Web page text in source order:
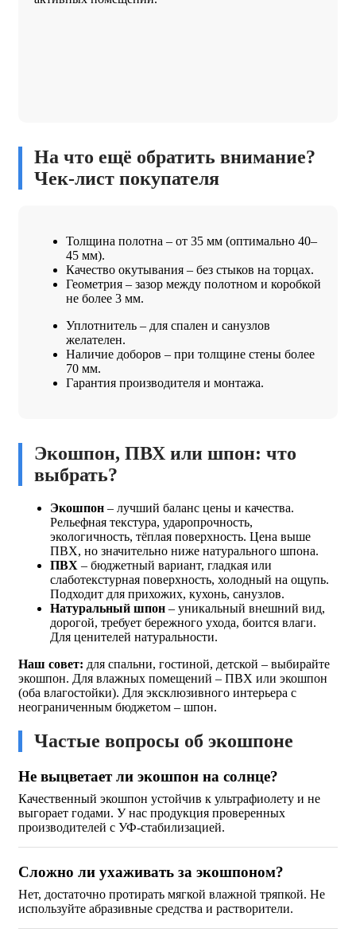
На что ещё обратить внимание?
Чек-лист покупателя
Толщина полотна – от 35 мм (оптимально 40–
45 мм).
Качество окутывания – без стыков на торцах.
Геометрия – зазор между полотном и коробкой
не более 3 мм.
Уплотнитель – для спален и санузлов
желателен.
Наличие доборов – при толщине стены более
70 мм.
Гарантия производителя и монтажа.
Экошпон, ПВХ или шпон: что
выбрать?
Экошпон – лучший баланс цены и качества.
Рельефная текстура, ударопрочность,
экологичность, тёплая поверхность. Цена выше
ПВХ, но значительно ниже натурального шпона.
ПВХ – бюджетный вариант, гладкая или
слаботекстурная поверхность, холодный на ощупь.
Подходит для прихожих, кухонь, санузлов.
Натуральный шпон – уникальный внешний вид,
дорогой, требует бережного ухода, боится влаги.
Для ценителей натуральности.
Наш совет: для спальни, гостиной, детской – выбирайте
экошпон. Для влажных помещений – ПВХ или экошпон
(оба влагостойки). Для эксклюзивного интерьера с
неограниченным бюджетом – шпон.
Частые вопросы об экошпоне
Не выцветает ли экошпон на солнце?
Качественный экошпон устойчив к ультрафиолету и не
выгорает годами. У нас продукция проверенных
производителей с УФ-стабилизацией.
Сложно ли ухаживать за экошпоном?
Нет, достаточно протирать мягкой влажной тряпкой. Не
используйте абразивные средства и растворители.